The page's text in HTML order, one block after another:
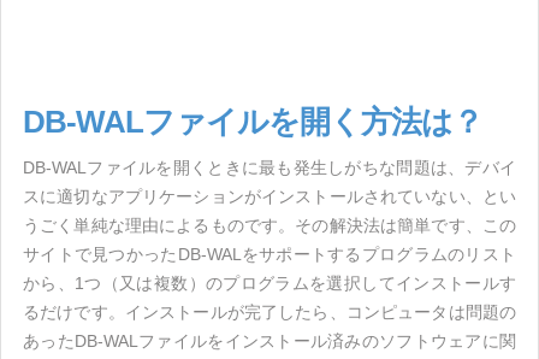
DB-WALファイルを開く方法は？
DB-WALファイルを開くときに最も発生しがちな問題は、デバイ
スに適切なアプリケーションがインストールされていない、とい
うごく単純な理由によるものです。その解決法は簡単です、この
サイトで見つかったDB-WALをサポートするプログラムのリスト
から、1つ（又は複数）のプログラムを選択してインストールす
るだけです。インストールが完了したら、コンピュータは問題の
あったDB-WALファイルをインストール済みのソフトウェアに関